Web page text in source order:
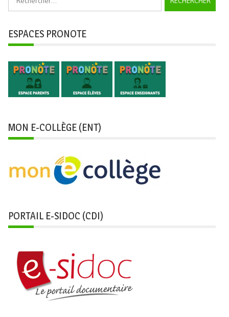
ESPACES PRONOTE
MON E-COLLÈGE (ENT)
PORTAIL E-SIDOC (CDI)